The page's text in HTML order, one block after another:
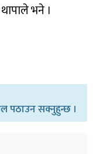
भने ।
पठाउन सक्नुहुन्छ ।